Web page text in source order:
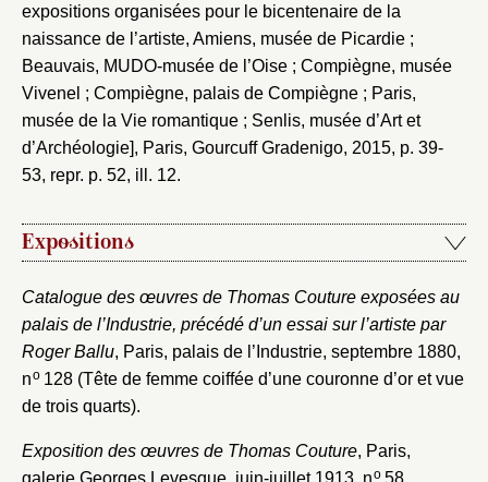
expositions organisées pour le bicentenaire de la
naissance de l’artiste, Amiens, musée de Picardie ;
Beauvais, MUDO-musée de l’Oise ; Compiègne, musée
Vivenel ; Compiègne, palais de Compiègne ; Paris,
musée de la Vie romantique ; Senlis, musée d’Art et
d’Archéologie], Paris, Gourcuff Gradenigo, 2015, p. 39-
53, repr. p. 52, ill. 12.
Expositions
Catalogue des œuvres de Thomas Couture exposées au
palais de l’Industrie, précédé d’un essai sur l’artiste par
Roger Ballu, Paris, palais de l’Industrie, septembre 1880,
no128 (Tête de femme coiffée d’une couronne d’or et vue
de trois quarts).
Exposition des œuvres de Thomas Couture, Paris,
galerie Georges Levesque, juin-juillet 1913, no58.